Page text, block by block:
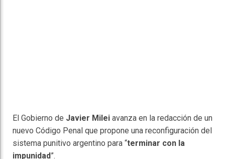
El Gobierno de Javier Milei avanza en la redacción de un
nuevo Código Penal que propone una reconfiguración del
sistema punitivo argentino para “terminar con la
impunidad”.